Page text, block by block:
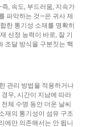
, 속도, 부드러움, 지속가
파악하는 것—은 귀사 제
한 통기성 소재를 명확히
선정 능력이 바로, 잘 기
조달 방식을 구분짓는 핵
관리 방법을 적용하거나
우, 시간이 지남에 따라
체 수명 동안 더운 날씨
재의 통기성이 섬유 구조
에만 의존해서는 안 됩니